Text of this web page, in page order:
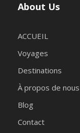
About Us
ACCUEIL
Voyages
Destinations
À propos de nous
Blog
Contact